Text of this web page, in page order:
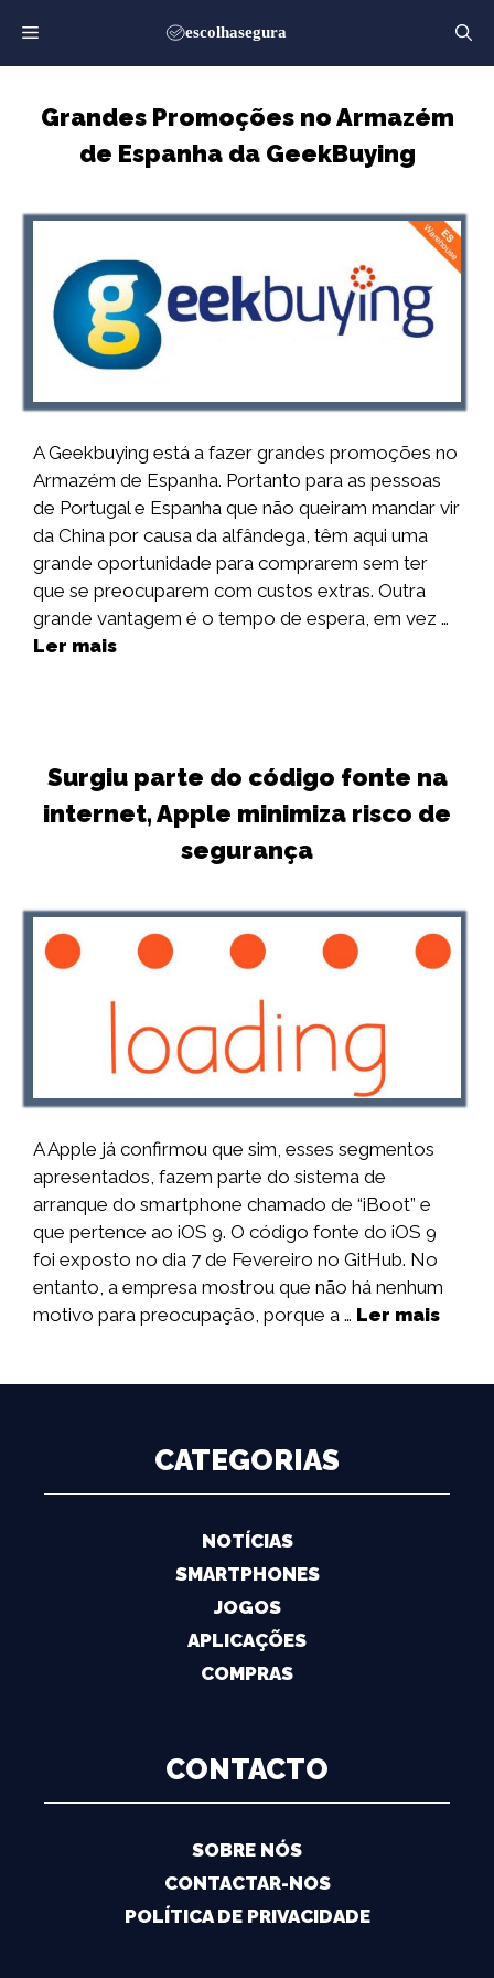
para
o
Grandes Promoções no Armazém
de Espanha da GeekBuying
A Geekbuying está a fazer grandes promoções no
Armazém de Espanha. Portanto para as pessoas
de Portugal e Espanha que não queiram mandar vir
da China por causa da alfândega, têm aqui uma
grande oportunidade para comprarem sem ter
que se preocuparem com custos extras. Outra
grande vantagem é o tempo de espera, em vez …
Ler mais
Surgiu parte do código fonte na
internet, Apple minimiza risco de
segurança
A Apple já confirmou que sim, esses segmentos
apresentados, fazem parte do sistema de
arranque do smartphone chamado de “iBoot” e
que pertence ao iOS 9. O código fonte do iOS 9
foi exposto no dia 7 de Fevereiro no GitHub. No
entanto, a empresa mostrou que não há nenhum
motivo para preocupação, porque a … Ler mais
CATEGORIAS
NOTÍCIAS
SMARTPHONES
JOGOS
APLICAÇÕES
COMPRAS
CONTACTO
SOBRE NÓS
CONTACTAR-NOS
POLÍTICA DE PRIVACIDADE